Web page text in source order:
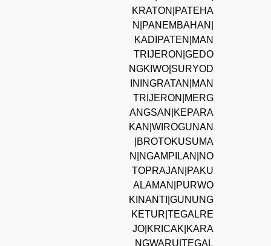
KRATON|PATEHA
N|PANEMBAHAN|
KADIPATEN|MAN
TRIJERON|GEDO
NGKIWO|SURYOD
ININGRATAN|MAN
TRIJERON|MERG
ANGSAN|KEPARA
KAN|WIROGUNAN
|BROTOKUSUMA
N|NGAMPILAN|NO
TOPRAJAN|PAKU
ALAMAN|PURWO
KINANTI|GUNUNG
KETUR|TEGALRE
JO|KRICAK|KARA
NGWARU|TEGAL